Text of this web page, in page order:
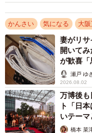
ル（ https://t.co/
セブンイレブンのネッ
予約番号80853316
2025/05/29迄
Googledriveのpdfリンク
pic.twitter.com/
かんさい 気になる 大
妻がリ
開いて
が歓喜「
瀬戸 ゆ
2026.08.02
万博後も
ト「日
いテーマ
橋本 菜